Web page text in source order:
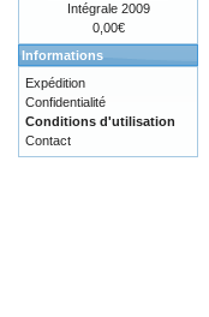
Intégrale 2009
0,00€
Informations
Expédition
Confidentialité
Conditions d'utilisation
Contact